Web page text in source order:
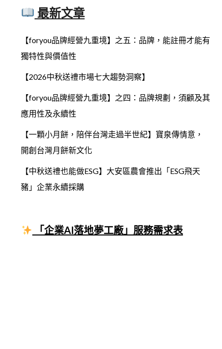
最新文章
【foryou品牌經營九重境】之五：品牌，能註冊才能有
獨特性與價值性
【2026中秋送禮市場七大趨勢洞察】
【foryou品牌經營九重境】之四：品牌規劃，須顧及其
應用性及永續性
【一顆小月餅，陪伴台灣走過半世紀】寶泉傳情意，
開創台灣月餅新文化
【中秋送禮也能做ESG】大安區農會推出「ESG飛天
豬」企業永續採購
「企業AI落地夢工廠」服務需求表